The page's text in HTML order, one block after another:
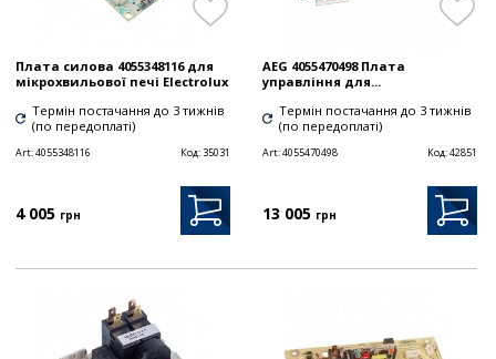
Плата силова 4055348116 для
мікрохвильової печі Electrolux
Термін постачання до 3 тижнів
(по передоплаті)
Art:4055348116 Код: 35031
4 005 грн
AEG 4055470498 Плата
управління для...
Термін постачання до 3 тижнів
(по передоплаті)
Art:4055470498 Код:42851
13 005 грн